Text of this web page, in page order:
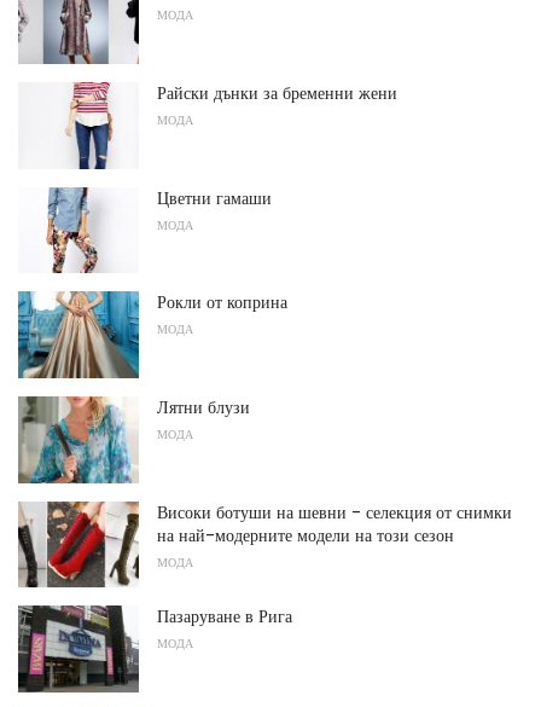
МОДА
Райски дънки за бременни жени
МОДА
Цветни гамаши
МОДА
Рокли от коприна
МОДА
Лятни блузи
МОДА
Високи ботуши на шевни - селекция от снимки
на най-модерните модели на този сезон
МОДА
Пазаруване в Рига
МОДА